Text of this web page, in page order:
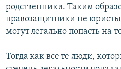
родственники. Таким
правозащитники не юристы
могут легально попасть на
Тогда как все те люди,